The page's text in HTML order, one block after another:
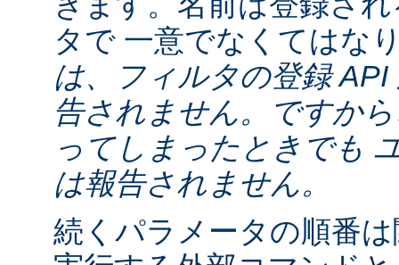
タで 一意でなくてはな
は、フィルタの登録
告されません。ですか
ってしまったときでも
は報告されません。
続くパラメータの順番